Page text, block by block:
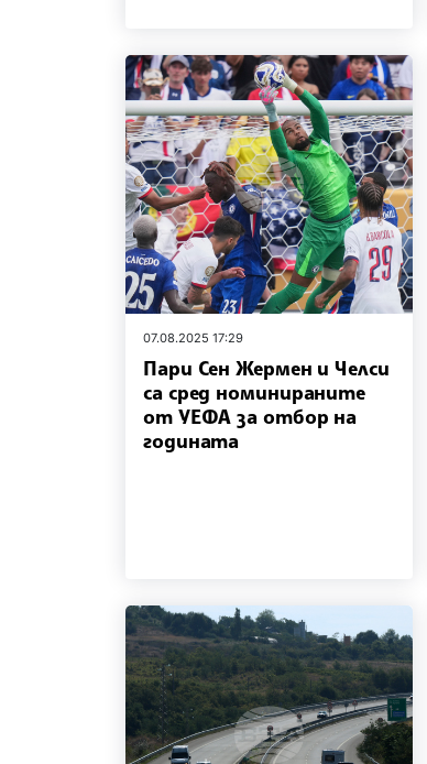
07.08.2025 17:29
Пари Сен Жермен и Челси
са сред номинираните
от УЕФА за отбор на
годината